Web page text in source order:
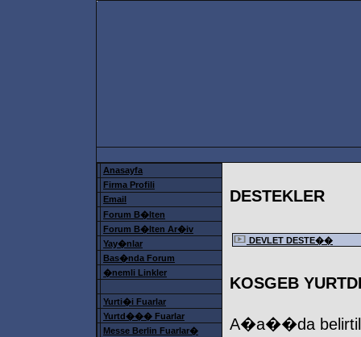
Anasayfa
Firma Profili
Email
Forum B�lten
Forum B�lten Ar�iv
Yay�nlar
Bas�nda Forum
�nemli Linkler
Yurti�i Fuarlar
Yurtd��� Fuarlar
Messe Berlin Fuarlar�
DESTEKLER
DEVLET DESTE��
KOSGEB
A�a��da